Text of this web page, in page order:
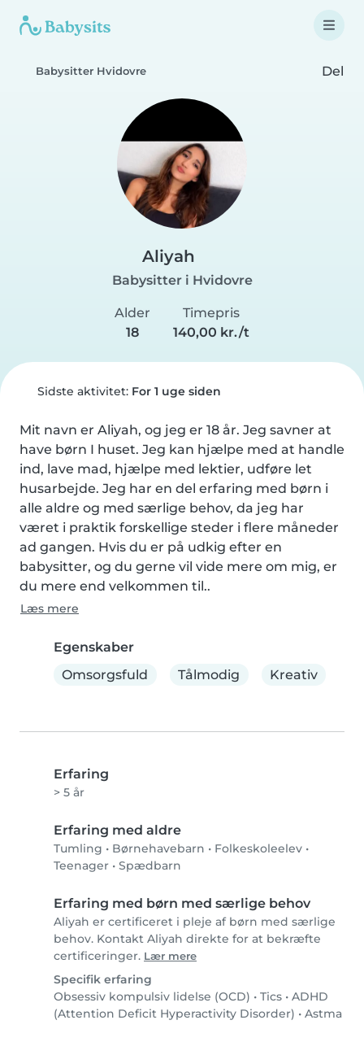
Babysitter Hvidovre Del
Aliyah
Babysitter i Hvidovre
Alder
18
Timepris
140,00 kr./t
Sidste aktivitet: For 1 uge siden
Mit navn er Aliyah, og jeg er 18 år. Jeg savner at
have børn I huset. Jeg kan hjælpe med at handle
ind, lave mad, hjælpe med lektier, udføre let
husarbejde. Jeg har en del erfaring med børn i
alle aldre og med særlige behov, da jeg har
været i praktik forskellige steder i flere måneder
ad gangen. Hvis du er på udkig efter en
babysitter, og du gerne vil vide mere om mig, er
du mere end velkommen til..
Læs mere
Egenskaber
Omsorgsfuld
Tålmodig Kreativ
Erfaring
> 5 år
Erfaring med aldre
Tumling • Børnehavebarn • Folkeskoleelev •
Teenager • Spædbarn
Erfaring med børn med særlige behov
Aliyah er certificeret i pleje af børn med særlige
behov. Kontakt Aliyah direkte for at bekræfte
certificeringer. Lær mere
Specifik erfaring
Obsessiv kompulsiv lidelse (OCD) • Tics • ADHD
(Attention Deficit Hyperactivity Disorder) • Astma